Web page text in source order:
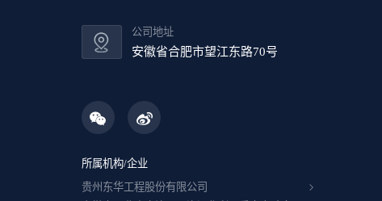
公司地址
安徽省合肥市望江东路70号
所属机构/企业
贵州东华工程股份有限公司